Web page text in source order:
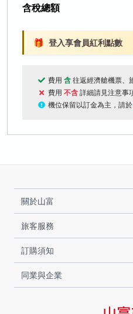
含稅總額
🎁 登入享會員紅利點數
費用 含 往返經濟艙機票、
費用 不含 詳細請見注意事
機位保留以訂金為主，請於
關於山富
旅客服務
訂購須知
同業與企業